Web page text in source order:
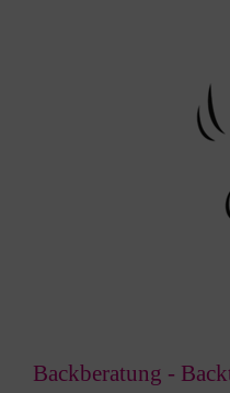
Backberatung -